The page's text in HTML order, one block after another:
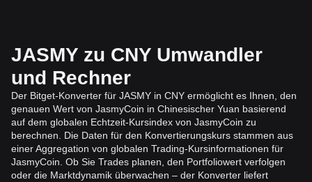
JASMY zu CNY Umwandler
und Rechner
Der Bitget-Konverter für JASMY in CNY ermöglicht es Ihnen, den
genauen Wert von JasmyCoin in Chinesischer Yuan basierend
auf dem globalen Echtzeit-Kursindex von JasmyCoin zu
berechnen. Die Daten für den Konvertierungskurs stammen aus
einer Aggregation von globalen Trading-Kursinformationen für
JasmyCoin. Ob Sie Trades planen, den Portfoliowert verfolgen
oder die Marktdynamik überwachen – der Konverter liefert